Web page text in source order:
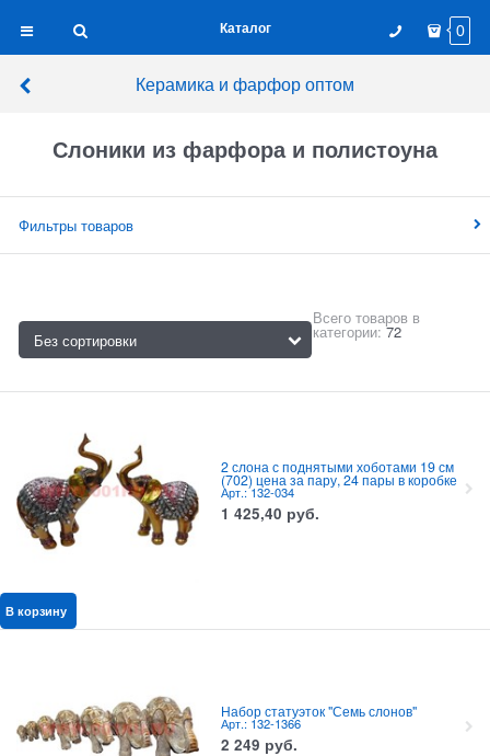
Каталог 0
Керамика и фарфор оптом
Слоники из фарфора и полистоуна
Фильтры товаров
Всего товаров в
категории: 72
2 слона с поднятыми хоботами 19 см
(702) цена за пару, 24 пары в коробке
Арт.: 132-034
1 425,40 руб.
В корзину
Набор статуэток "Семь слонов"
Арт.: 132-1366
2 249 руб.